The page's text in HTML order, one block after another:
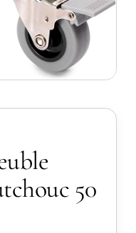
50